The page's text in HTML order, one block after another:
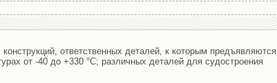
ответственных деталей, к которым предъявляются
от -40 до +330 °С; различных деталей для судостроения